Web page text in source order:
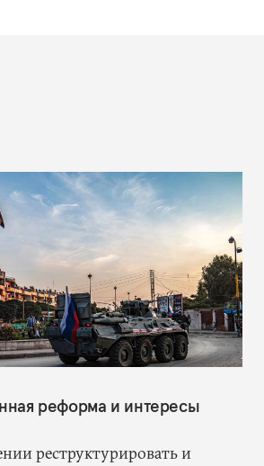
реформа и интересы
реструктурировать и